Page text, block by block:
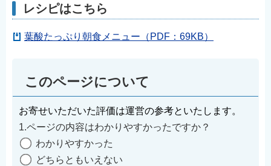
レシピはこちら
葉酸たっぷり朝食メニュー（PDF：69KB）
このページについて
お寄せいただいた評価は運営の参考といたします。
1.ページの内容はわかりやすかったですか？
わかりやすかった
どちらともいえない